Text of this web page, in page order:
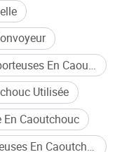
Fournisseurs De Bandes Transporteuses En Caoutchouc
Utilisée
En Caoutchouc
Fabricant De Bandes Transporteuses En Caoutchouc